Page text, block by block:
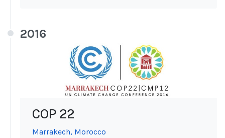
2016
COP 22
Marrakech, Morocco